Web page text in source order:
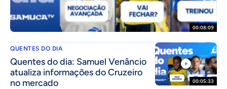
00:08:09
00:05:33
QUENTES DO DIA
Quentes do dia: Samuel Venâncio
atualiza informações do Cruzeiro
no mercado